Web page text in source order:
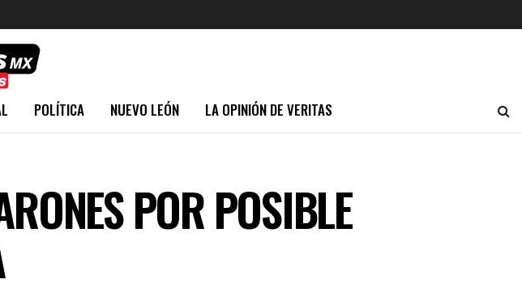
POLÍTICA NUEVO LEÓN LA OPINIÓN DE VERITAS
POR POSIBLE